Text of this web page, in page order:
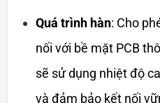
Quá trình hàn: Cho
nối với bề mặt PCB
sẽ sử dụng nhiệt độ
và đảm bảo kết nối